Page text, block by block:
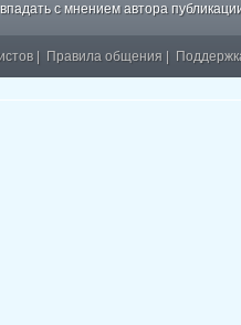
с мнением автора
Правила общения